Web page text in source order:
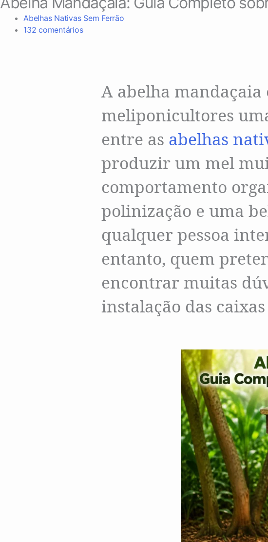
Abelhas Nativas Sem Ferrão
132 comentários
A abelha
meliponicultores
entre as abelhas
produzir um mel
comportamento
polinização e uma
qualquer pessoa
entanto, quem
encontrar muitas
instalação das